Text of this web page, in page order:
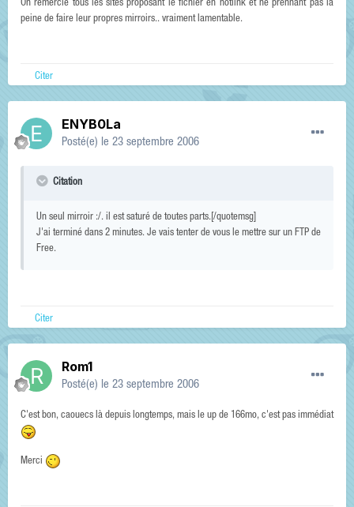
On remercie tous les sites proposant le fichier en hotlink et ne prennant pas la
peine de faire leur propres mirroirs.. vraiment lamentable.
Citer
ENYB0La
Posté(e) le 23 septembre 2006
Citation
Un seul mirroir :/. il est saturé de toutes parts.[/quotemsg]
J'ai terminé dans 2 minutes. Je vais tenter de vous le mettre sur un FTP de
Free.
Citer
Rom1
Posté(e) le 23 septembre 2006
C'est bon, caouecs là depuis longtemps, mais le up de 166mo, c'est pas immédiat
Merci